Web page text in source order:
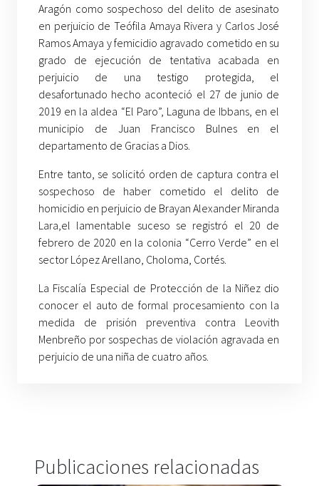
Aragón como sospechoso del delito de asesinato
en perjuicio de Teófila Amaya Rivera y Carlos José
Ramos Amaya y femicidio agravado cometido en su
grado de ejecución de tentativa acabada en
perjuicio de una testigo protegida, el
desafortunado hecho aconteció el 27 de junio de
2019 en la aldea “El Paro”, Laguna de Ibbans, en el
municipio de Juan Francisco Bulnes en el
departamento de Gracias a Dios.
Entre tanto, se solicitó orden de captura contra el
sospechoso de haber cometido el delito de
homicidio en perjuicio de Brayan Alexander Miranda
Lara,el lamentable suceso se registró el 20 de
febrero de 2020 en la colonia “Cerro Verde” en el
sector López Arellano, Choloma, Cortés.
La Fiscalía Especial de Protección de la Niñez dio
conocer el auto de formal procesamiento con la
medida de prisión preventiva contra Leovith
Menbreño por sospechas de violación agravada en
perjuicio de una niña de cuatro años.
Publicaciones relacionadas